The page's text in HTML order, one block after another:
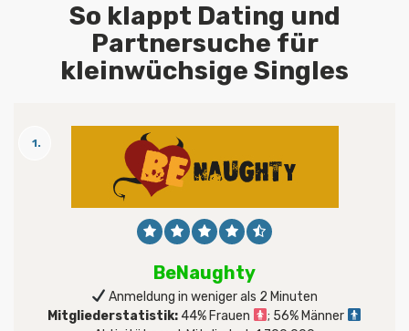
So klappt Dating und
Partnersuche für
kleinwüchsige Singles
1.
BeNaughty
Anmeldung in weniger als 2 Minuten
Mitgliederstatistik: 44% Frauen
; 56% Männer